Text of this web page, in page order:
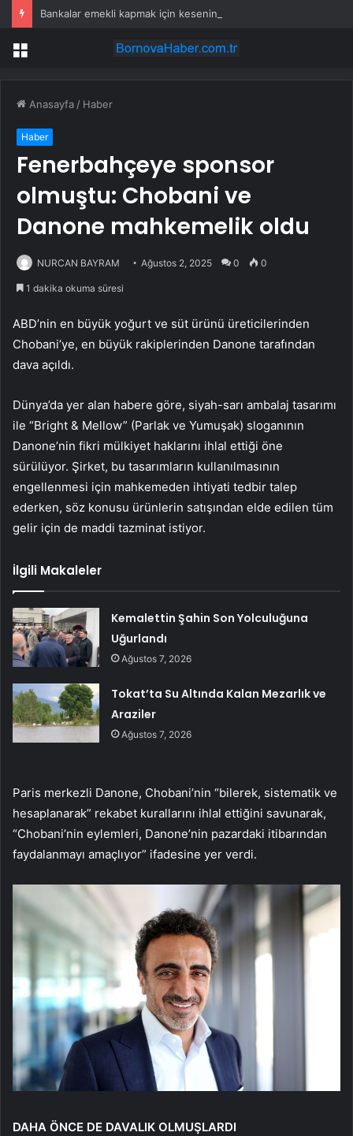
Menü
Anasayfa / Haber
Haber
Fenerbahçeye sponsor
olmuştu: Chobani ve
Danone mahkemelik oldu
NURCAN BAYRAM Ağustos 2, 2025 0 0
1 dakika okuma süresi
ABD’nin en büyük yoğurt ve süt ürünü üreticilerinden
Chobani’ye, en büyük rakiplerinden Danone tarafından
dava açıldı.
Dünya’da yer alan habere göre, siyah-sarı ambalaj tasarımı
ile “Bright & Mellow” (Parlak ve Yumuşak) sloganının
Danone’nin fikri mülkiyet haklarını ihlal ettiği öne
sürülüyor. Şirket, bu tasarımların kullanılmasının
engellenmesi için mahkemeden ihtiyati tedbir talep
ederken, söz konusu ürünlerin satışından elde edilen tüm
gelir için de maddi tazminat istiyor.
İlgili Makaleler
Kemalettin Şahin Son Yolculuğuna
Uğurlandı
Ağustos 7, 2026
Tokat’ta Su Altında Kalan Mezarlık ve
Araziler
Ağustos 7, 2026
Paris merkezli Danone, Chobani’nin “bilerek, sistematik ve
hesaplanarak” rekabet kurallarını ihlal ettiğini savunarak,
“Chobani’nin eylemleri, Danone’nin pazardaki itibarından
faydalanmayı amaçlıyor” ifadesine yer verdi.
DAHA ÖNCE DE DAVALIK OLMUŞLARDI